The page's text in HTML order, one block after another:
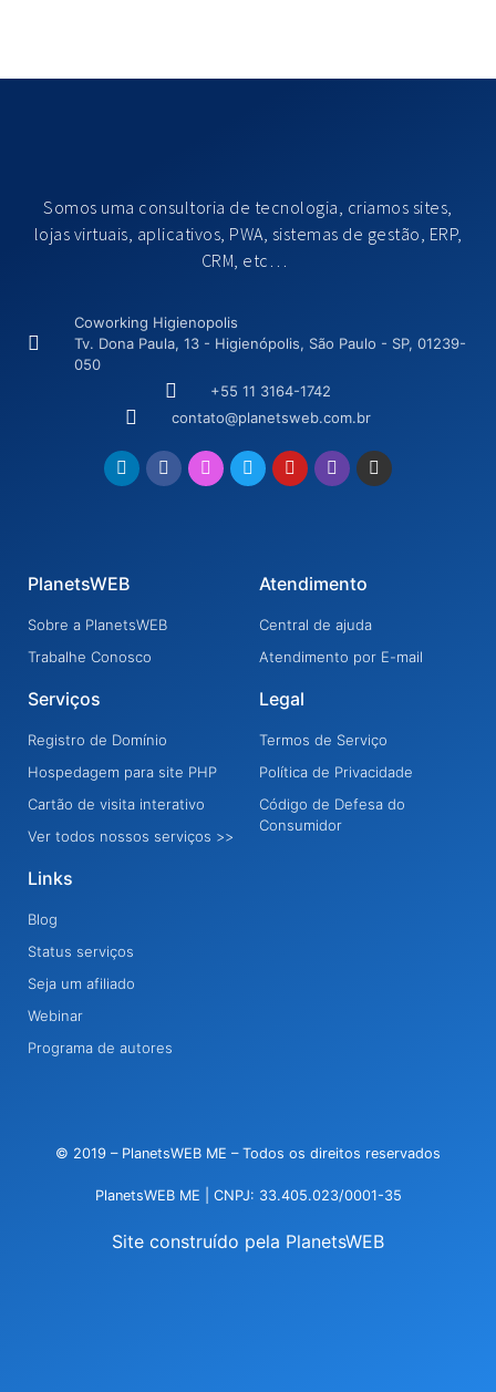
Somos uma consultoria de tecnologia, criamos sites,
lojas virtuais, aplicativos, PWA, sistemas de gestão, ERP,
CRM, etc…
Coworking Higienopolis
Tv. Dona Paula, 13 - Higienópolis, São Paulo - SP, 01239-
050
+55 11 3164-1742
contato@planetsweb.com.br
PlanetsWEB
Sobre a PlanetsWEB
Trabalhe Conosco
Serviços
Registro de Domínio
Hospedagem para site PHP
Cartão de visita interativo
Ver todos nossos serviços >>
Atendimento
Central de ajuda
Atendimento por E-mail
Legal
Termos de Serviço
Política de Privacidade
Código de Defesa do
Consumidor
Links
Blog
Status serviços
Seja um afiliado
Webinar
Programa de autores
© 2019 – PlanetsWEB ME – Todos os direitos reservados
PlanetsWEB ME | CNPJ: 33.405.023/0001-35
Site construído pela PlanetsWEB